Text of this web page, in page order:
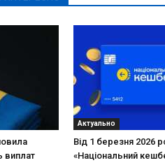
виплат
Актуально
Від 1 березня 2026
«Національний